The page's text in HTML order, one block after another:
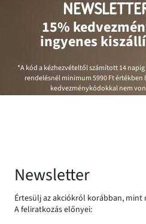
15%
ingyenes
*A kód a kézhezvételtől számított 14
rendelésnél minimum5990 Ftértékben
kedvezménykódokkal nem
Newsletter
Értesülj az akciókról korábban, mint
A feliratkozás előnyei: